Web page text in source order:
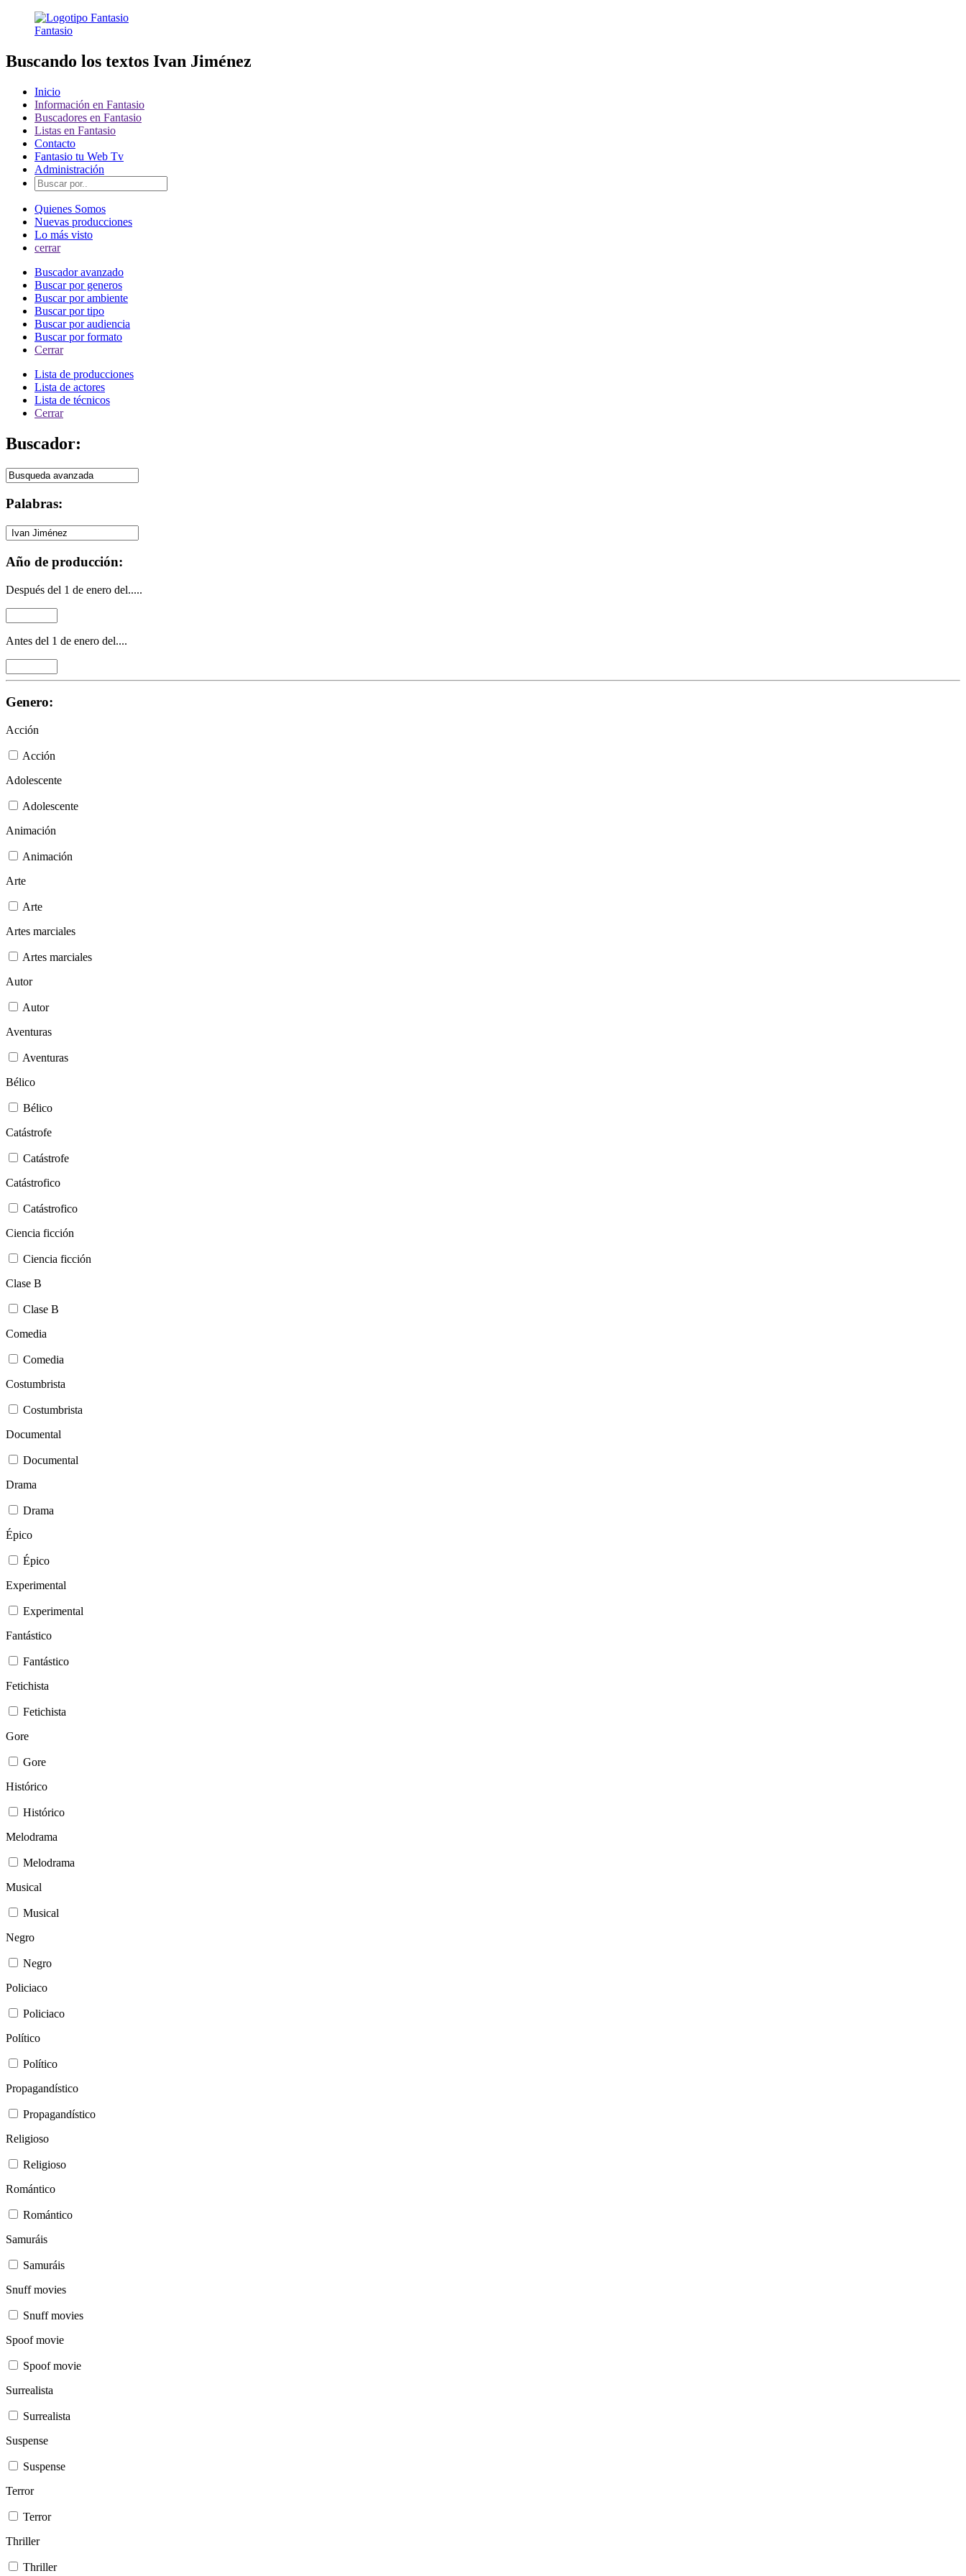
Fantasio
Buscando los textos Ivan Jiménez
Inicio
Información en Fantasio
Buscadores en Fantasio
Listas en Fantasio
Contacto
Fantasio tu Web Tv
Administración
Quienes Somos
Nuevas producciones
Lo más visto
cerrar
Buscador avanzado
Buscar por generos
Buscar por ambiente
Buscar por tipo
Buscar por audiencia
Buscar por formato
Cerrar
Lista de producciones
Lista de actores
Lista de técnicos
Cerrar
Buscador:
Palabras:
Año de producción:
Después del 1 de enero del.....
Antes del 1 de enero del....
Genero:
Acción
Acción
Adolescente
Adolescente
Animación
Animación
Arte
Arte
Artes marciales
Artes marciales
Autor
Autor
Aventuras
Aventuras
Bélico
Bélico
Catástrofe
Catástrofe
Catástrofico
Catástrofico
Ciencia ficción
Ciencia ficción
Clase B
Clase B
Comedia
Comedia
Costumbrista
Costumbrista
Documental
Documental
Drama
Drama
Épico
Épico
Experimental
Experimental
Fantástico
Fantástico
Fetichista
Fetichista
Gore
Gore
Histórico
Histórico
Melodrama
Melodrama
Musical
Musical
Negro
Negro
Policiaco
Policiaco
Político
Político
Propagandístico
Propagandístico
Religioso
Religioso
Romántico
Romántico
Samuráis
Samuráis
Snuff movies
Snuff movies
Spoof movie
Spoof movie
Surrealista
Surrealista
Suspense
Suspense
Terror
Terror
Thriller
Thriller